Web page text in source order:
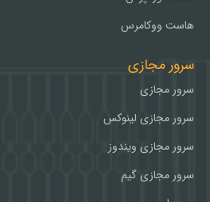
هاست ووکامرس
سرور مجازی
سرور مجازی
سرور مجازی لینوکس
سرور مجازی ویندوز
سرور مجازی گیم